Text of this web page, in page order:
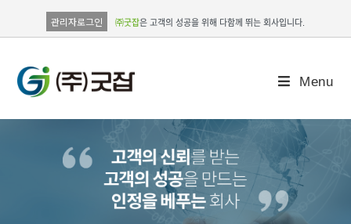
관리자로그인 ㈜굿잡은 고객의 성공을 위해 다함께 뛰는 회사입니다.
Menu